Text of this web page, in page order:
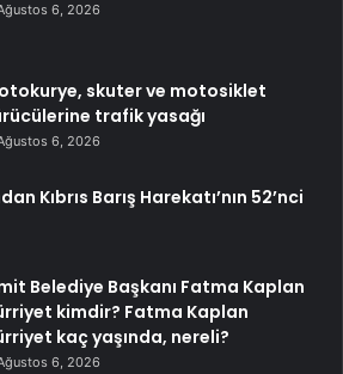
6, 2026
skuter ve motosiklet
trafik yasağı
6, 2026
Kıbrıs Barış Harekatı’nın 52’nci
Belediye Başkanı Fatma Kaplan
kimdir? Fatma Kaplan
kaç yaşında, nereli?
6, 2026